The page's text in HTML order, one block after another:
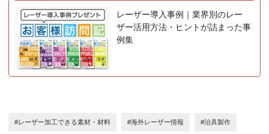
レーザー導入事例｜業界別のレー
ザー活用方法・ヒントが詰まった事
例集
#レーザー加工できる素材・材料 #海外レーザー情報 #治具製作